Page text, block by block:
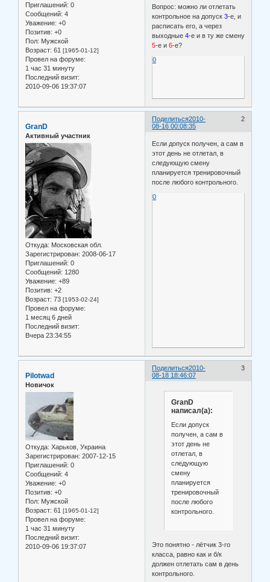
Приглашений: 0
Сообщений: 4
Уважение: +0
Позитив: +0
Пол: Мужской
Возраст: 61 [1965-01-12]
Провел на форуме:
1 час 31 минуту
Последний визит:
2010-09-06 19:37:07
Вопрос: можно ли отлетать
контрольное на допуск3-е, и
расписать его, а через
выходные4-е и в ту же смену
5-е и6-е?
0
Поделиться 2
2010-
08-16 00:08:35
GranD
Активный участник
Откуда: Московская обл.
Зарегистрирован: 2008-06-17
Приглашений: 0
Сообщений: 1280
Уважение: +89
Позитив: +2
Возраст: 73 [1953-02-24]
Провел на форуме:
1 месяц 6 дней
Последний визит:
Вчера 23:34:55
Если допуск получен, а сам в
этот день не отлетал, в
следующую смену
планируется тренировочный
после любого контрольного.
0
Поделиться 3
2010-
08-18 18:46:07
Pilotwad
Новичок
Откуда: Харьков, Украина
Зарегистрирован: 2007-12-15
Приглашений: 0
Сообщений: 4
Уважение: +0
Позитив: +0
Пол: Мужской
Возраст: 61 [1965-01-12]
Провел на форуме:
1 час 31 минуту
Последний визит:
2010-09-06 19:37:07
GranD
написал(а):
Если допуск
получен, а сам в
этот день не
отлетал, в
следующую
смену
планируется
тренировочный
после любого
контрольного.
Это понятно - лётчик 3-го
класса, равно как и б/к
должен отлетать сам в день
контрольного.